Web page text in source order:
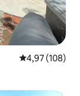
4,97 de uma
4,97 (108)